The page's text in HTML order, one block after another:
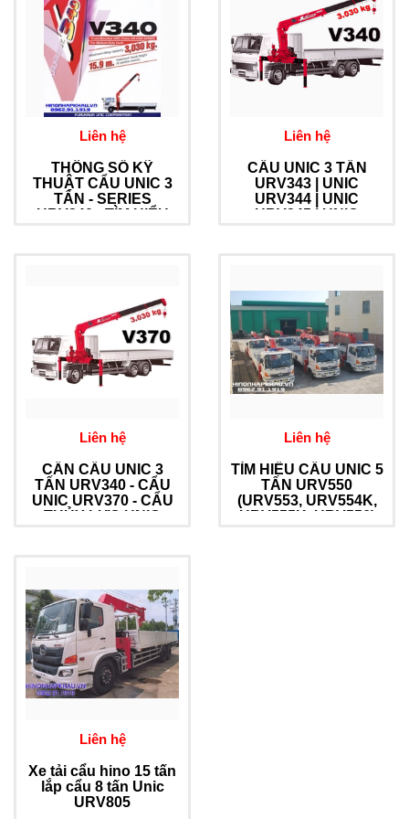
Liên hệ
THÔNG SỐ KỸ
THUẬT CẨU UNIC 3
TẤN - SERIES
URV340 - TÌM HIỂU
Liên hệ
CẨU UNIC 3 TẤN
URV343 | UNIC
URV344 | UNIC
URV345 | UNIC
Liên hệ
CẦN CẨU UNIC 3
TẤN URV340 - CẨU
UNIC URV370 - CẨU
THỦY LỰC UNIC
Liên hệ
TÌM HIỂU CẨU UNIC 5
TẤN URV550
(URV553, URV554K,
URV555K, URV556)
Liên hệ
Xe tải cẩu hino 15 tấn
lắp cẩu 8 tấn Unic
URV805